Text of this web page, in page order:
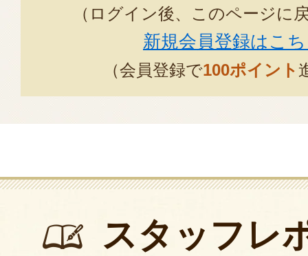
（ログイン後、このページに
新規会員登録はこ
（会員登録で100ポイント
スタッフレ